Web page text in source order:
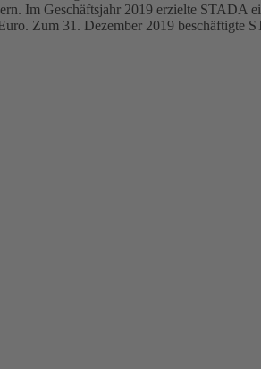
Im Geschäftsjahr 2019 erzielte STADA
Zum 31. Dezember 2019 beschäftigte